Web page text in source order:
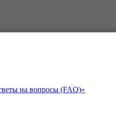
на вопросы (FAQ)»